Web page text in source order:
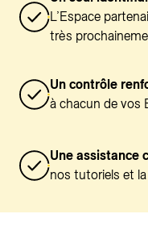
L’Espace
très
Un contrôle
à chacun de vos
Une assistance
nos tutoriels et la